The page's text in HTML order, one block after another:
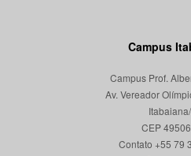
Campus
Campus Prof.
Av. Vereador
CEP